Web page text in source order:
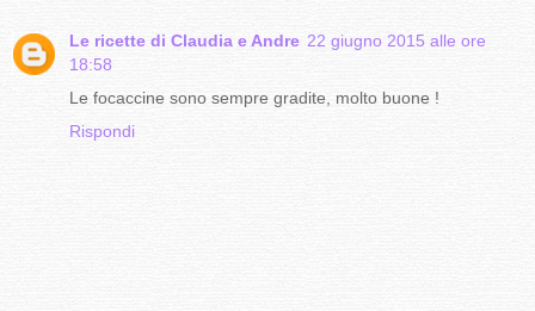
Le ricette di Claudia e Andre 22 giugno 2015 alle ore
18:58
Le focaccine sono sempre gradite, molto buone !
Rispondi